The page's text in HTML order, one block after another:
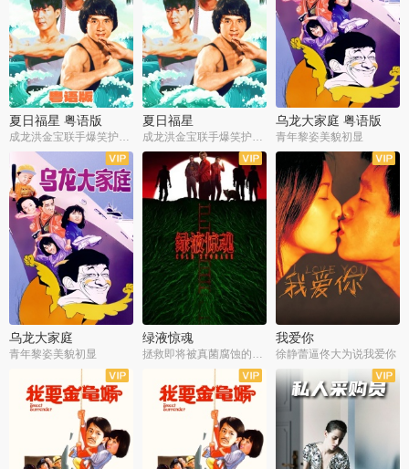
夏日福星 粤语版
成龙洪金宝联手爆笑护美女
夏日福星
成龙洪金宝联手爆笑护美女
乌龙大家庭 粤语版
青年黎姿美貌初显
乌龙大家庭
青年黎姿美貌初显
绿液惊魂
拯救即将被真菌腐蚀的世界
我爱你
徐静蕾逼佟大为说我爱你